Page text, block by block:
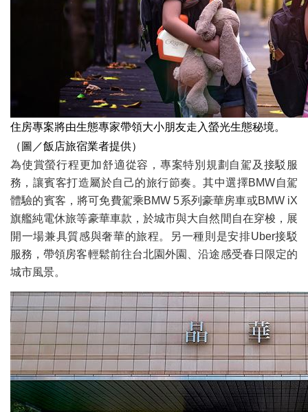
住房專案將由生態專家帶領大小朋友走入螢光生態秘境。
（圖／飯店旅宿業者提供）
為使賞螢行程更加舒適從容，專案特別規劃自駕及接駁服
務，讓賓客打造屬於自己的旅行節奏。其中選擇BMW自駕
體驗的賓客，將可免費駕乘BMW 5系列豪華房車或BMW iX
旗艦純電休旅等豪華車款，於城市與大自然間自在穿梭，展
開一場兼具質感與奢華的旅程。另一種則是安排Uber接駁
服務，帶領房客輕鬆前往台北園外園、沿途感受春日限定的
城市風景。